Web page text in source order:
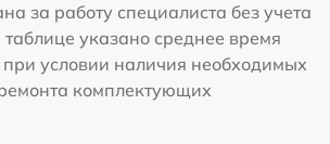
за работу специалиста без учета
таблице указано среднее время
при условии наличия необходимых
комплектующих